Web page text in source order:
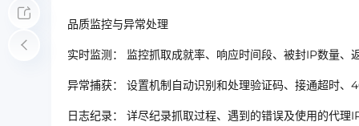
品质监控与异常处理
实时监测： 监控抓取成就率、响应时间段、被封IP数量、
异常捕获： 设置机制自动识别和处理验证码、接通超时
日志纪录： 详尽纪录抓取过程、遇到的错误及使用的代